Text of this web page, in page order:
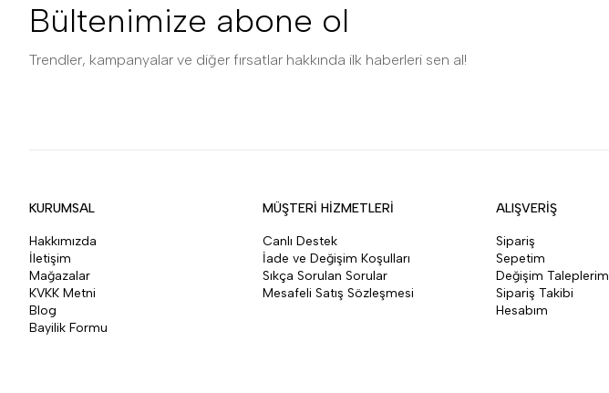
Bültenimize abone ol
Trendler, kampanyalar ve diğer fırsatlar hakkında ilk haberleri sen al!
KURUMSAL
Hakkımızda
İletişim
Mağazalar
KVKK Metni
Blog
Bayilik Formu
MÜŞTERİ HİZMETLERİ
Canlı Destek
İade ve Değişim Koşulları
Sıkça Sorulan Sorular
Mesafeli Satış Sözleşmesi
ALIŞVERİŞ
Sipariş
Sepetim
Değişim Taleplerim
Sipariş Takibi
Hesabım